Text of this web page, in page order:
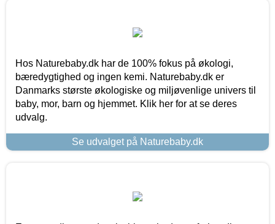
Hos Naturebaby.dk har de 100% fokus på økologi,
bæredygtighed og ingen kemi. Naturebaby.dk er
Danmarks største økologiske og miljøvenlige univers til
baby, mor, barn og hjemmet. Klik her for at se deres
udvalg.
Se udvalget på Naturebaby.dk